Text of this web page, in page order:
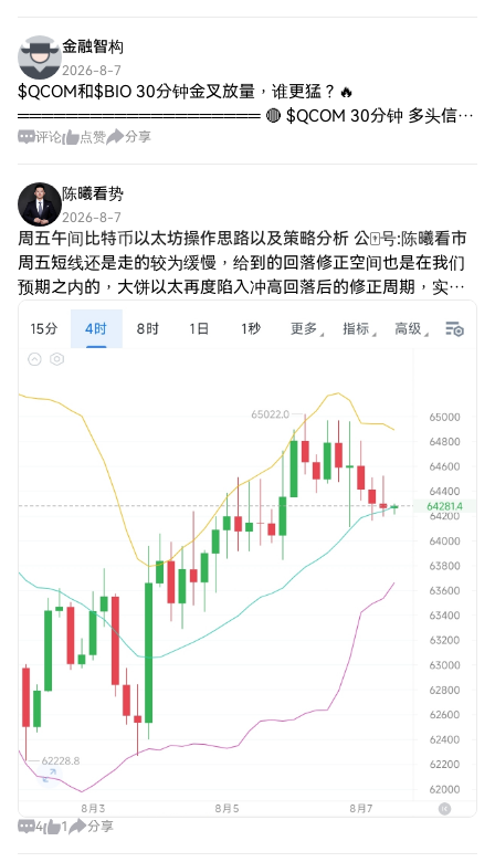
金融智构
2026-8-7
$QCOM和$BIO 30分钟金叉放量，谁更猛？🔥
════════════════════ 🔴 $QCOM 30分钟 多头信号
⚠️技术面：ADX31，趋势行情明显。MACD零上金叉，红柱放
评论 点赞 分享
陈曦看势
2026-8-7
周五午间比特币以太坊操作思路以及策略分析 公🀄号:陈曦看市
周五短线还是走的较为缓慢，给到的回落修正空间也是在我们
预期之内的，大饼以太再度陷入冲高回落后的修正周期，实磐
提示先以高空参与看短期的回落修正后，再以做多思路进行，
凌晨64900直接看，早间成功抵达预期
4 1 分享